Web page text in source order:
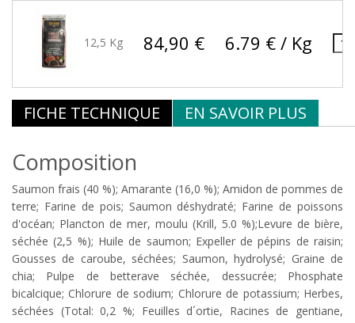
12,5 Kg 84,90 € 6.79 € / Kg
FICHE TECHNIQUE EN SAVOIR PLUS
Composition
Saumon frais (40 %); Amarante (16,0 %); Amidon de pommes de
terre; Farine de pois; Saumon déshydraté; Farine de poissons
d'océan; Plancton de mer, moulu (Krill, 5.0 %);Levure de bière,
séchée (2,5 %); Huile de saumon; Expeller de pépins de raisin;
Gousses de caroube, séchées; Saumon, hydrolysé; Graine de
chia; Pulpe de betterave séchée, dessucrée; Phosphate
bicalcique; Chlorure de sodium; Chlorure de potassium; Herbes,
séchées (Total: 0,2 %; Feuilles d´ortie, Racines de gentiane,